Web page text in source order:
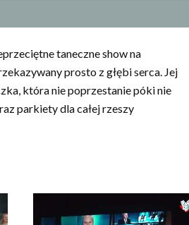
taneczne show na
prosto z głębi serca. Jej
która nie poprzestanie póki nie
parkiety dla całej rzeszy